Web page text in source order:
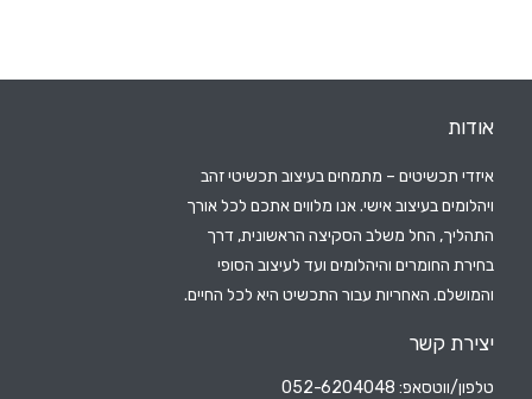
אודות
איזדי תכשיטים – מתמחים בעיצוב תכשיטי זהב
ויהלומים בעיצוב אישי. אנו מלווים אתכם לכל אורך
התהליך, החל משלב הסקיצה הראשונית, דרך
בחירת החומרים והיהלומים ועד לעיצוב הסופי
והמושלם. האחריות עבור התכשיט היא לכל החיים.
יצירת קשר
טלפון/ווטסאפ: 052-6204048